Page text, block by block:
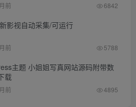
前 6842
影视自动采集/可运行
前 5788
主题 小姐姐写真网站源码附带数
载
前 4895